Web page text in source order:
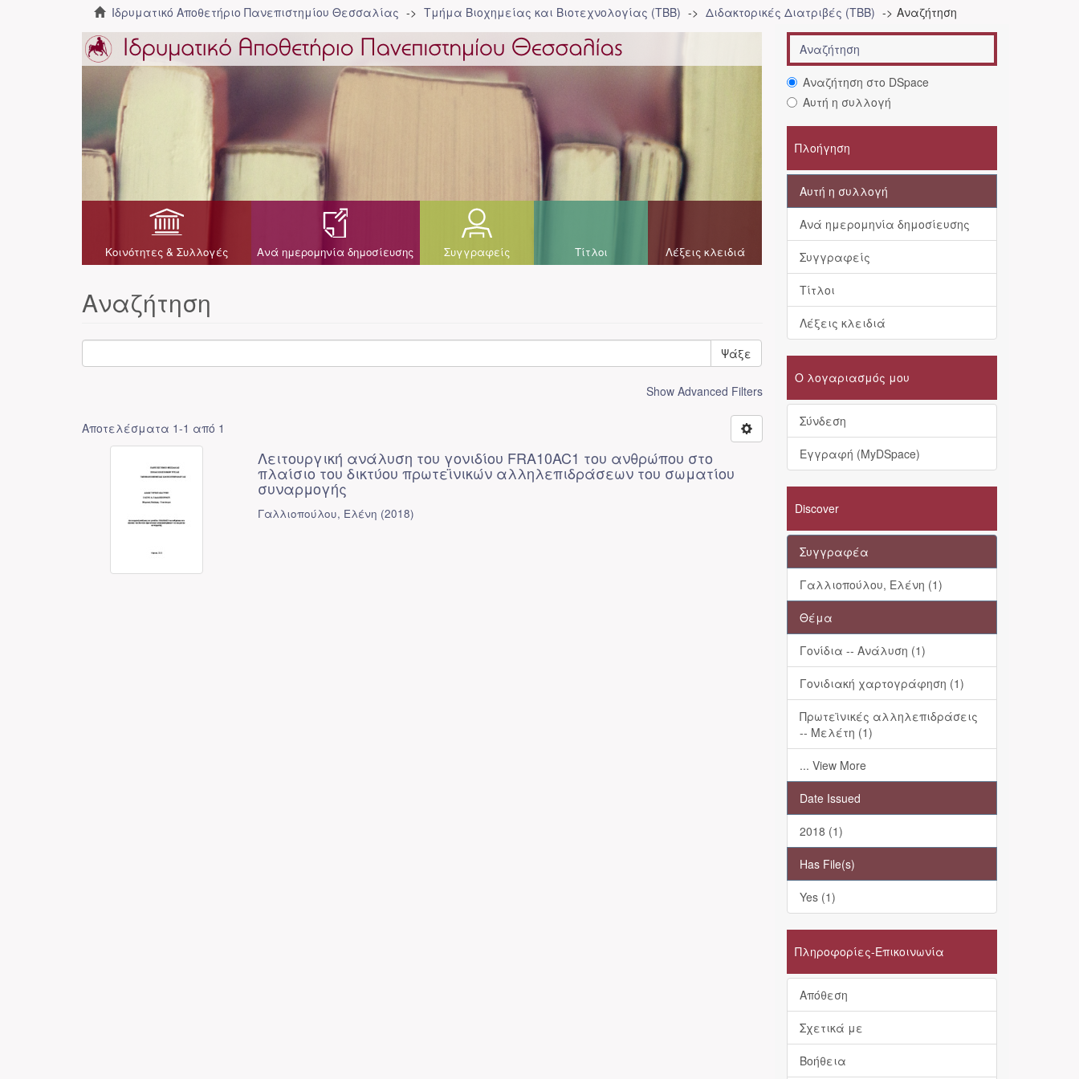
Ιδρυματικό Αποθετήριο Πανεπιστημίου Θεσσαλίας Τμήμα Βιοχημείας και Βιοτεχνολογίας (ΤΒΒ) Διδακτορικές Διατριβές (ΤΒΒ) Αναζήτηση
Κοινότητες & Συλλογές Ανά ημερομηνία δημοσίευσης Συγγραφείς Τίτλοι Λέξεις κλειδιά
Αναζήτηση
Ψάξε
Show Advanced Filters
Αποτελέσματα 1-1 από 1
Λειτουργική ανάλυση του γονιδίου FRA10AC1 του ανθρώπου στο
πλαίσιο του δικτύου πρωτεϊνικών αλληλεπιδράσεων του σωματίου
συναρμογής
Γαλλιοπούλου, Ελένη (2018)
Αναζήτηση στο DSpace
Αυτή η συλλογή
Πλοήγηση
Αυτή η συλλογή
Ανά ημερομηνία δημοσίευσης
Συγγραφείς
Τίτλοι
Λέξεις κλειδιά
Ο λογαριασμός μου
Σύνδεση
Εγγραφή (MyDSpace)
Discover
Συγγραφέα
Γαλλιοπούλου, Ελένη (1)
Θέμα
Γονίδια -- Ανάλυση (1)
Γονιδιακή χαρτογράφηση (1)
Πρωτεϊνικές αλληλεπιδράσεις
-- Μελέτη (1)
... View More
Date Issued
2018 (1)
Has File(s)
Yes (1)
Πληροφορίες-Επικοινωνία
Απόθεση
Σχετικά με
Βοήθεια